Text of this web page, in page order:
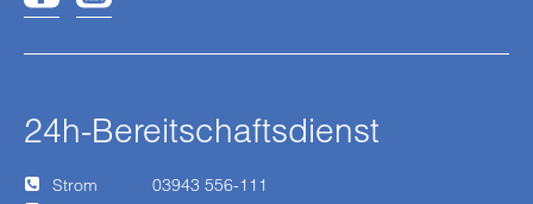
24h-Bereitschaftsdienst
Strom
03943 556-111